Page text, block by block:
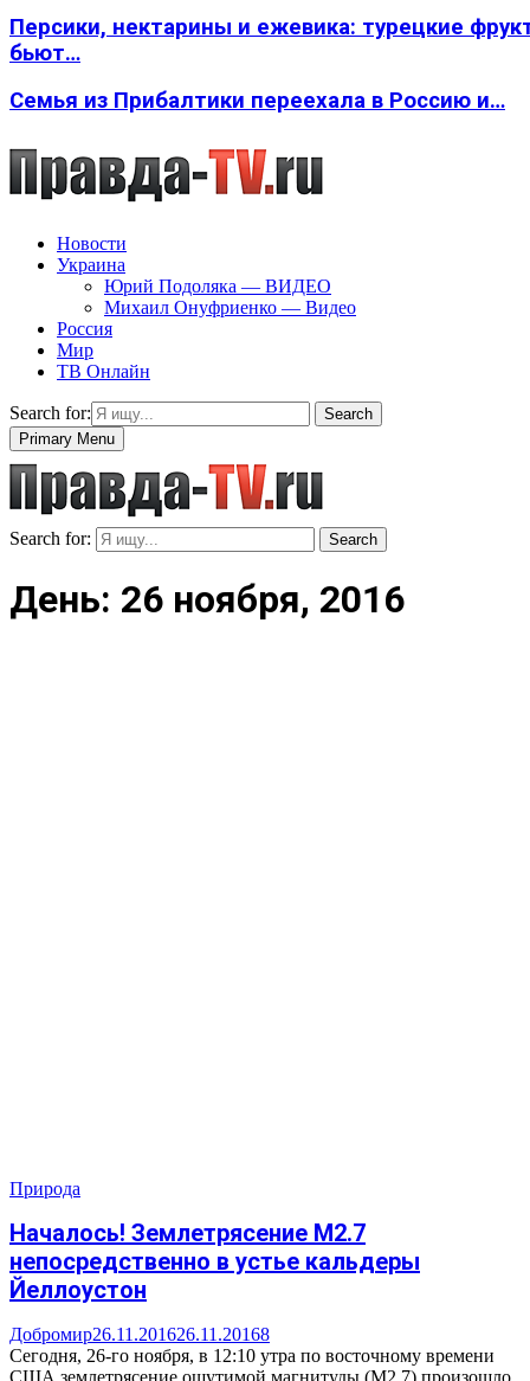
Персики, нектарины и ежевика: турецкие
бьют…
Семья из Прибалтики переехала в Россию и…
Новости
Украина
Юрий Подоляка — ВИДЕО
Михаил Онуфриенко — Видео
Россия
Мир
ТВ Онлайн
Search for:
Search
Primary Menu
Search for: Search
День: 26 ноября, 2016
Природа
Началось! Землетрясение M2.7
непосредственно в устье кальдеры
Йеллоустон
Добромир26.11.201626.11.20168
Сегодня, 26-го ноября, в 12:10 утра по восточному времени
США землетрясение ощутимой магнитуды (М2,7) произошло